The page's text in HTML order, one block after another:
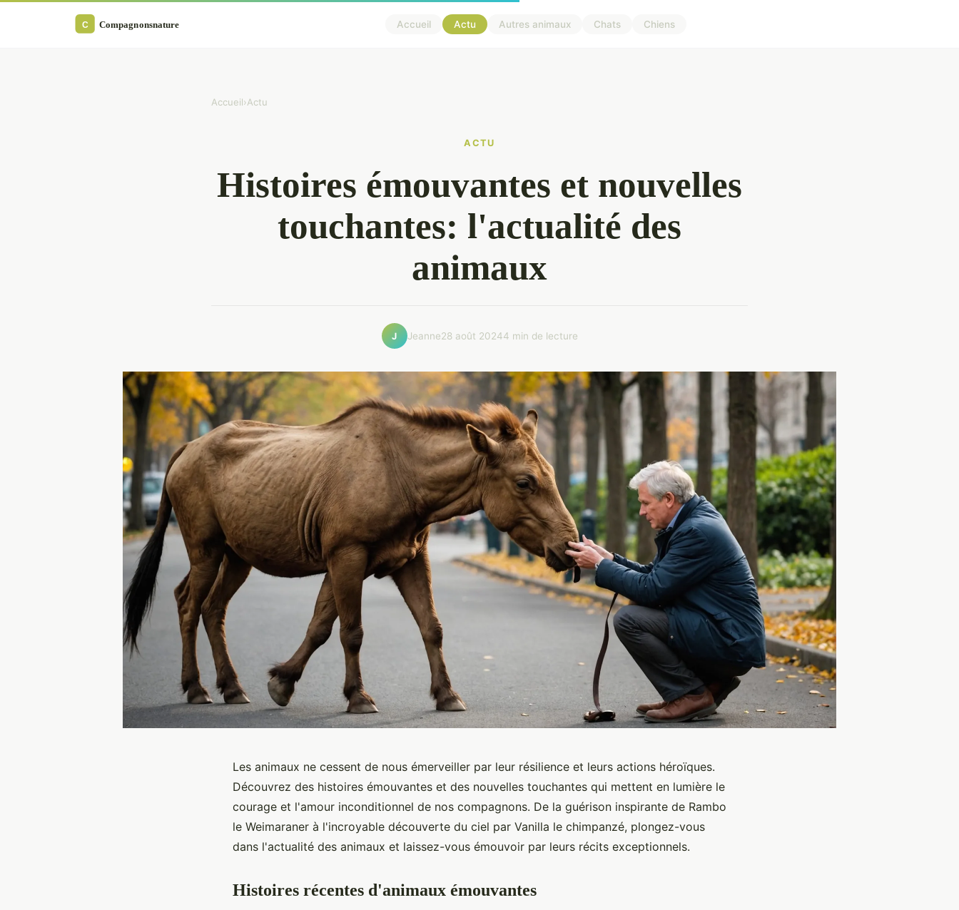
Accueil Actu Autres animaux Chats Chiens
Accueil›Actu
ACTU
Histoires émouvantes et nouvelles
touchantes: l'actualité des
animaux
J Jeanne28 août 20244 min de lecture
Les animaux ne cessent de nous émerveiller par leur résilience et leurs actions héroïques.
Découvrez des histoires émouvantes et des nouvelles touchantes qui mettent en lumière le
courage et l'amour inconditionnel de nos compagnons. De la guérison inspirante de Rambo
le Weimaraner à l'incroyable découverte du ciel par Vanilla le chimpanzé, plongez-vous
dans l'actualité des animaux et laissez-vous émouvoir par leurs récits exceptionnels.
Histoires récentes d'animaux émouvantes